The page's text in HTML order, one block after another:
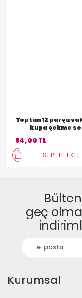
Toptan 12 parça
kupa çekme
84,00 TL
SEPETE EKLE
geç
Kurumsal